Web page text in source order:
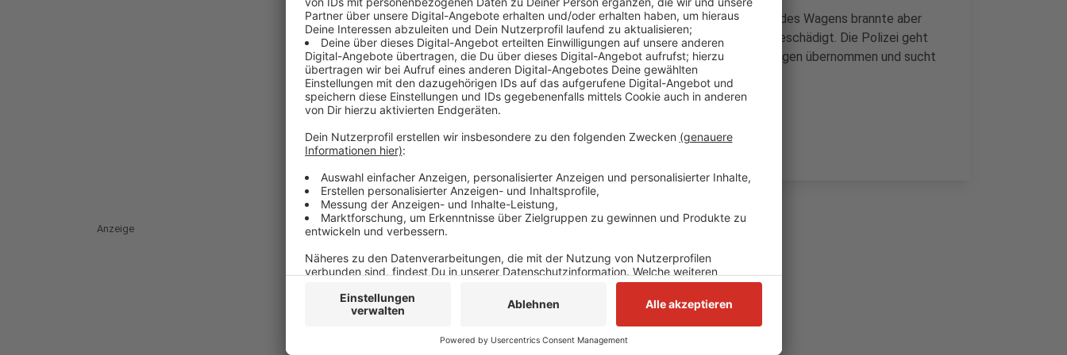
Die Feuerwehr konnte das Feuer schnell löschen, der Motorraum des Wagens brannte aber
komplett aus. Außerdem wurden zwei daneben geparkte Autos beschädigt. Die Polizei geht
aktuell von Brandstiftung aus. Die Kriminalpolizei hat die Ermittlungen übernommen und sucht
jetzt Zeugen.
Anzeige
Anzeige